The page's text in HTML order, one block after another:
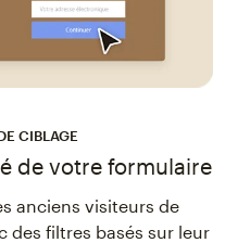
CIBLAGE
de votre formulaire
anciens visiteurs de
des filtres basés sur leur